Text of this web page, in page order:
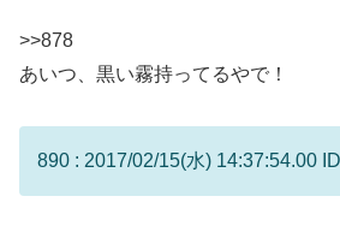
>>878
あいつ、黒い霧持ってるやで！
890 : 2017/02/15(水) 14:37:54.00